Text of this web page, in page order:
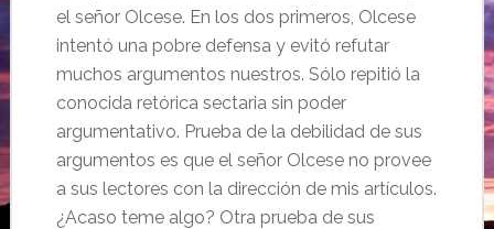
el señor Olcese. En los dos primeros, Olcese
intentó una pobre defensa y evitó refutar
muchos argumentos nuestros. Sólo repitió la
conocida retórica sectaria sin poder
argumentativo. Prueba de la debilidad de sus
argumentos es que el señor Olcese no provee
a sus lectores con la dirección de mis artículos.
¿Acaso teme algo? Otra prueba de sus